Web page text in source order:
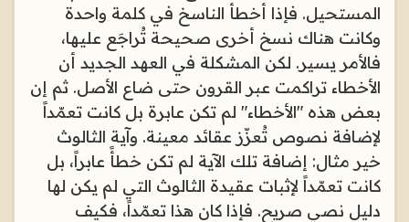
المستحيل. فإذا أخطأ الناسخ في كلمة واحدة
وكانت هناك نسخ أخرى صحيحة تُراجَع عليها،
فالأمر يسير. لكن المشكلة في العهد الجديد أن
الأخطاء تراكمت عبر القرون حتى ضاع الأصل. ثم إن
بعض هذه "الأخطاء" لم تكن عابرة بل كانت تعمّداً
لإضافة نصوص تُعزّز عقائد معينة. وآية الثالوث
خير مثال: إضافة تلك الآية لم تكن خطأً عابراً، بل
كانت تعمّداً لإثبات عقيدة الثالوث التي لم يكن لها
دليل نصي صريح. فإذا كان هذا تعمّداً، فكيف